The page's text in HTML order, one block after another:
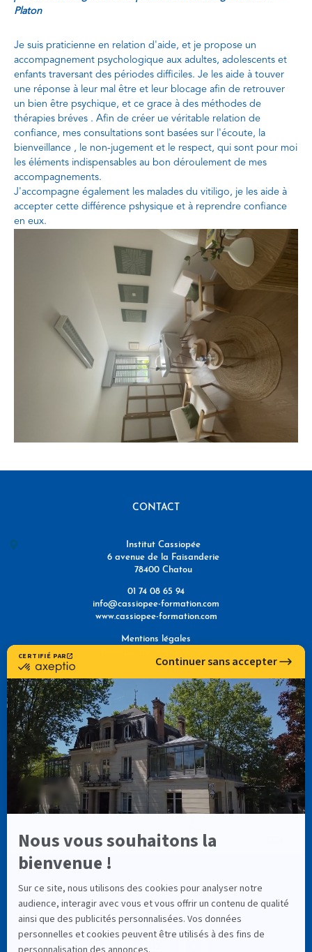
Platon
Je suis praticienne en relation d'aide, et je propose un
accompagnement psychologique aux adultes, adolescents et
enfants traversant des périodes difficiles. Je les aide à touver
une réponse à leur mal être et leur blocage afin de retrouver
un bien être psychique, et ce grace à des méthodes de
thérapies bréves . Afin de créer ue véritable relation de
confiance, mes consultations sont basées sur l'écoute, la
bienveillance , le non-jugement et le respect, qui sont pour moi
les éléments indispensables au bon déroulement de mes
accompagnements.
J'accompagne également les malades du vitiligo, je les aide à
accepter cette différence pshysique et à reprendre confiance
en eux.
CONTACT
Institut Cassiopée
6 avenue de la Faisanderie
78400 Chatou
01 74 08 65 94
info@cassiopee-formation.com
www.cassiopee-formation.com
Mentions légales
NOUS TROUVER
NOS RÉSEAUX SOCIAUX